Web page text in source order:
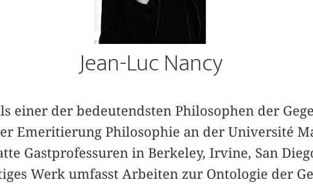
Jean-Luc Nancy
einer der bedeutendsten Philosophen der
Emeritierung Philosophie an der Université
Gastprofessuren in Berkeley, Irvine, San
Werk umfasst Arbeiten zur Ontologie der